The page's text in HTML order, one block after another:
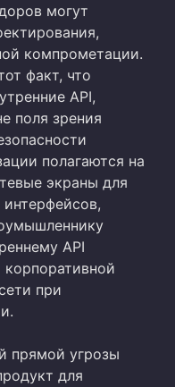
могут
компрометации.
факт, что
API,
поля зрения
полагаются на
экраны для
API
при
прямой угрозы
для